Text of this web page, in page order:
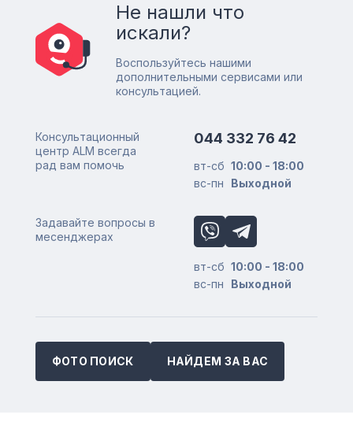
Не нашли что
искали?
Воспользуйтесь нашими
дополнительными сервисами или
консультацией.
Консультационный
центр ALM всегда
рад вам помочь
044 332 76 42
вт-сб 10:00 - 18:00
вс-пн
Выходной
Задавайте вопросы в
месенджерах
вт-сб 10:00 - 18:00
вс-пн
Выходной
ФОТО ПОИСК НАЙДЕМ ЗА ВАС